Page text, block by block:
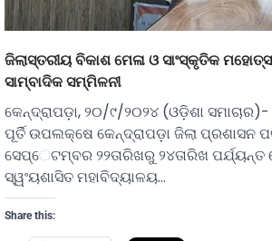
ଜିଲାସ୍ତରୀୟ ବିକାଶ ମେଳା ଓ ସାଂସ୍କୃତିକ
ସାମ୍ବାଦିକ ସମ୍ମିଳନୀ
କେନ୍ଦ୍ରାପଡ଼ା, ୨୦/୯/୨୦୨୪ (ଓଡ଼ିଶା
ପୂର୍ତି ଉପଲକ୍ଷେ କେନ୍ଦ୍ରାପଡ଼ା ଜିଲା ପ୍ରଶାସନ
ସେପ୍େଟମ୍ବର ୨୨ତାରିଖରୁ ୨୪ତାରିଖ ପର୍ଯ୍ୟନ୍ତ
ସ୍ୱଂୟଶାସିତ ମହାବିଦ୍ୟାଳୟ…
Share this: